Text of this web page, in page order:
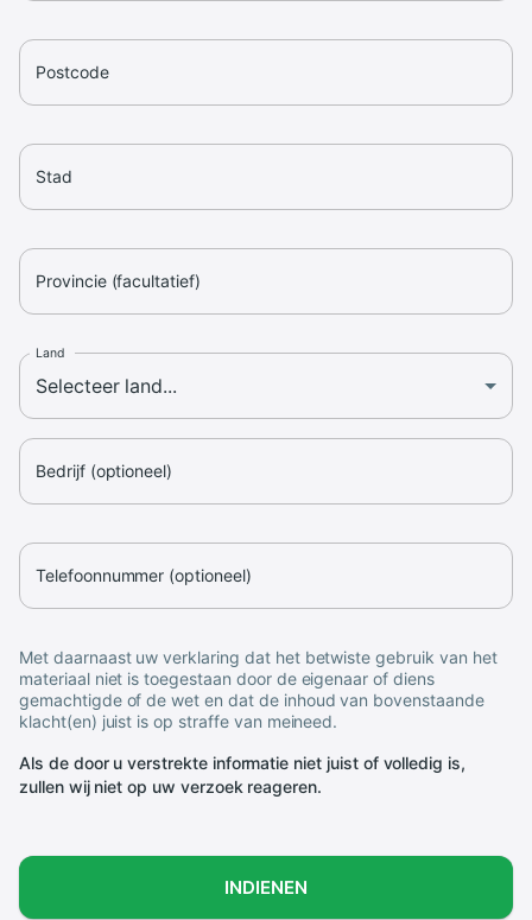
Postcode
Stad
Provincie (facultatief)
Land
Bedrijf (optioneel)
Telefoonnummer (optioneel)
Met daarnaast uw verklaring dat het betwiste gebruik van het
materiaal niet is toegestaan door de eigenaar of diens
gemachtigde of de wet en dat de inhoud van bovenstaande
klacht(en) juist is op straffe van meineed.
Als de door u verstrekte informatie niet juist of volledig is,
zullen wij niet op uw verzoek reageren.
INDIENEN